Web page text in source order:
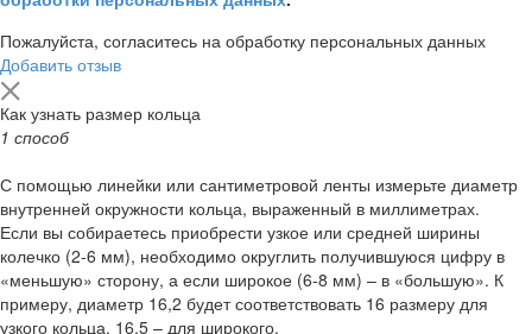
Пожалуйста, согласитесь на обработку персональных данных
Добавить отзыв
Как узнать размер кольца
1 способ
С помощью линейки или сантиметровой ленты измерьте диаметр
внутренней окружности кольца, выраженный в миллиметрах.
Если вы собираетесь приобрести узкое или средней ширины
колечко (2-6 мм), необходимо округлить получившуюся цифру в
«меньшую» сторону, а если широкое (6-8 мм) – в «большую». К
примеру, диаметр 16,2 будет соответствовать 16 размеру для
узкого кольца, 16,5 – для широкого.